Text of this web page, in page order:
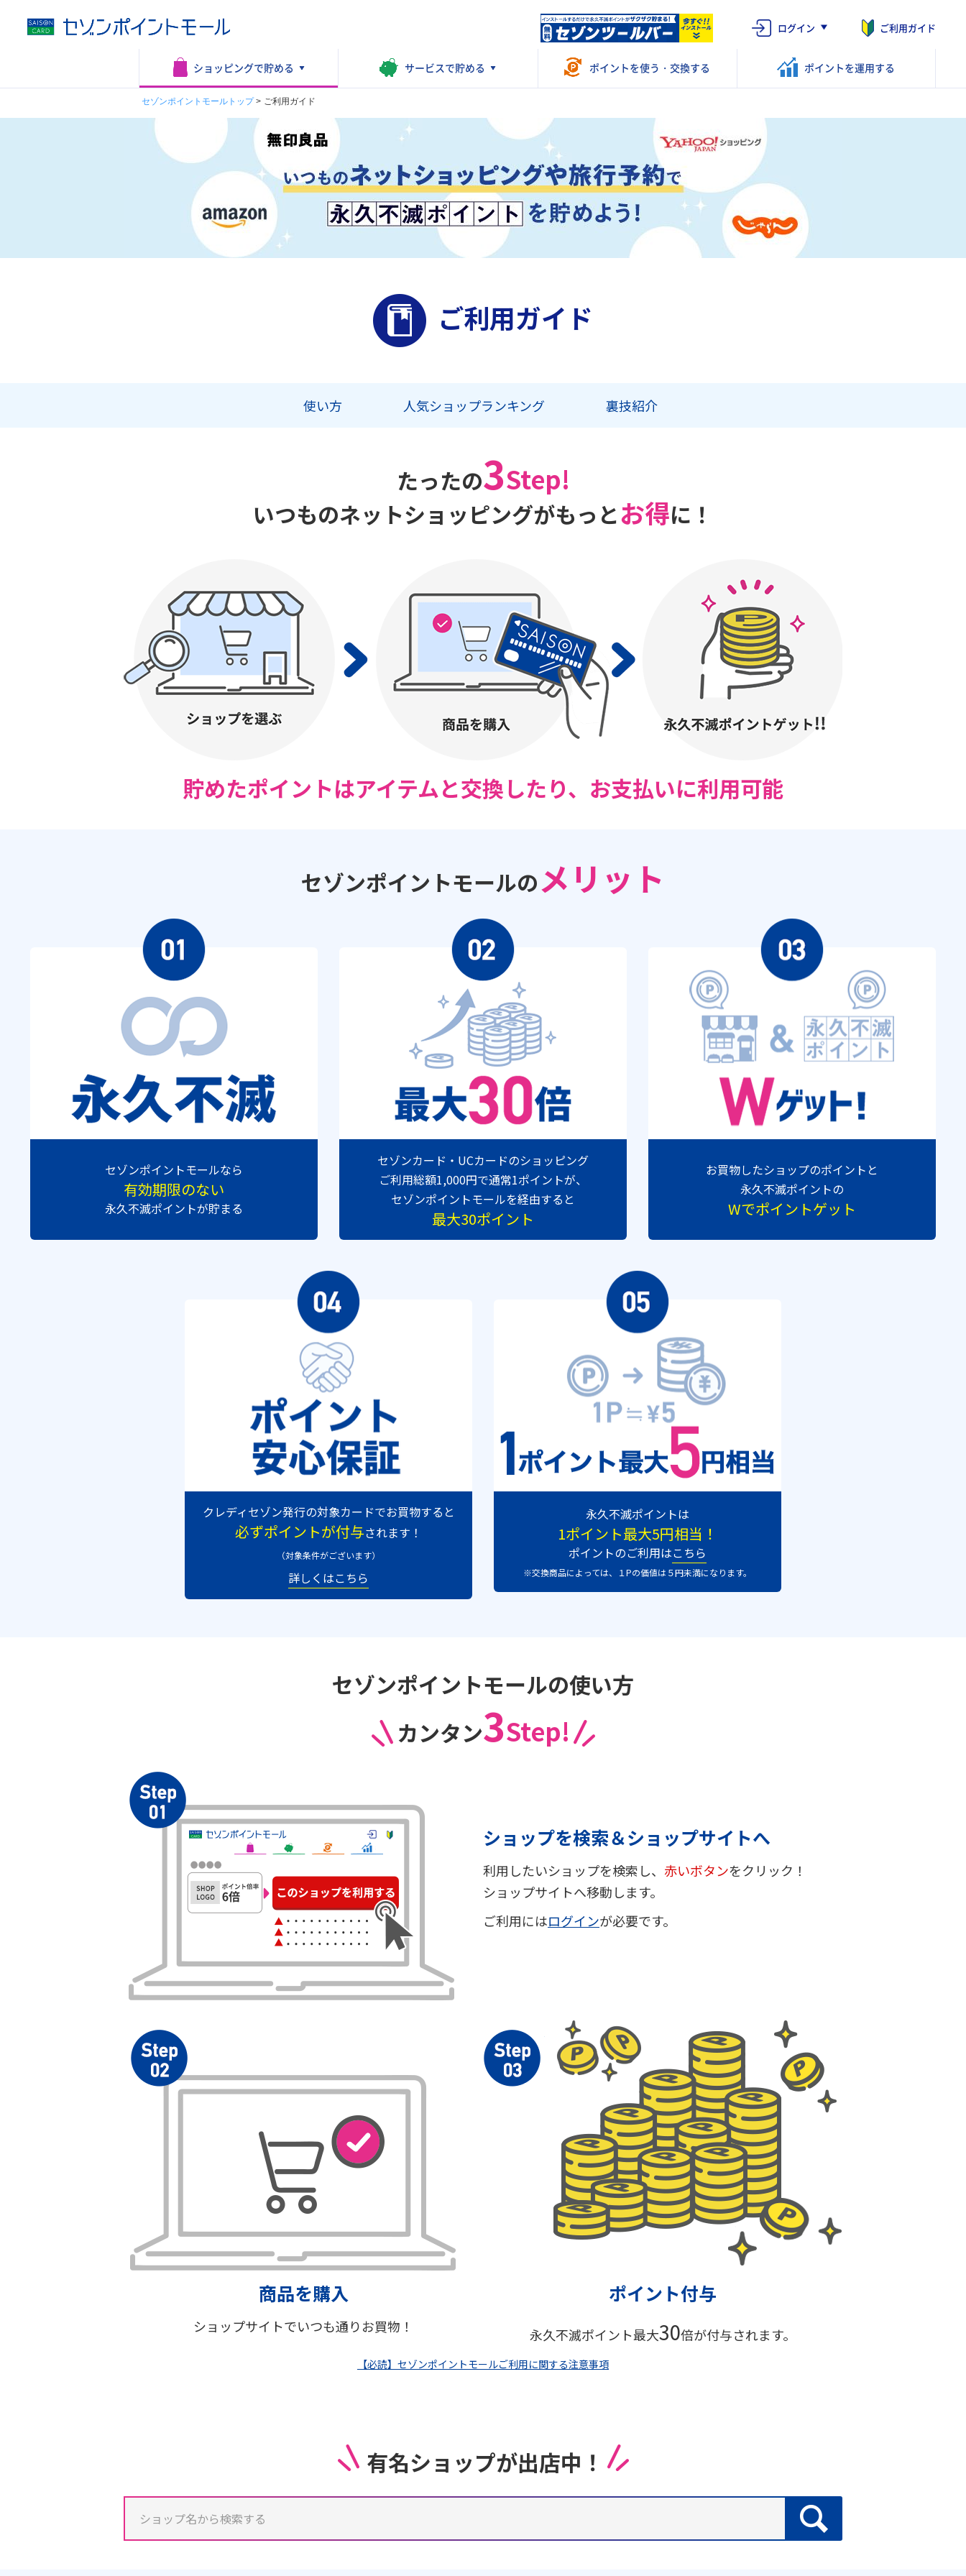
ログイン ご利用ガイド
ショッピングで貯める サービスで貯める ポイントを使う・交換する ポイントを運用する
セゾンポイントモールトップ> ご利用ガイド
ご利用ガイド
使い方 人気ショップランキング 裏技紹介
たったの3Step!
いつものネットショッピングがもっとお得に！
貯めたポイントはアイテムと交換したり、お支払いに利用可能
セゾンポイントモールのメリット
セゾンポイントモールなら
有効期限のない
永久不滅ポイントが貯まる
セゾンカード・UCカードのショッピング
ご利用総額1,000円で通常1ポイントが、
セゾンポイントモールを経由すると
最大30ポイント
お買物したショップのポイントと
永久不滅ポイントの
Wでポイントゲット
クレディセゾン発行の対象カードでお買物すると
必ずポイントが付与されます！
（対象条件がございます）
詳しくはこちら
永久不滅ポイントは
1ポイント最大5円相当！
ポイントのご利用はこちら
※交換商品によっては、１Pの価値は５円未満になります。
セゾンポイントモールの使い方
カンタン3Step!
ショップを検索＆ショップサイトへ
利用したいショップを検索し、 赤いボタンをクリック！
ショップサイトへ移動します。
ご利用にはログインが必要です。
商品を購入
ショップサイトでいつも通りお買物！
ポイント付与
永久不滅ポイント最大30倍が付与されます。
【必読】セゾンポイントモールご利用に関する注意事項
有名ショップが出店中！